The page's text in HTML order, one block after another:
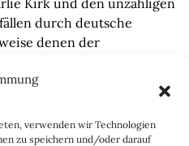
verwenden wir Technologien
zu speichern und/oder darauf
Kirk und den unzähligen
durch deutsche
denen der